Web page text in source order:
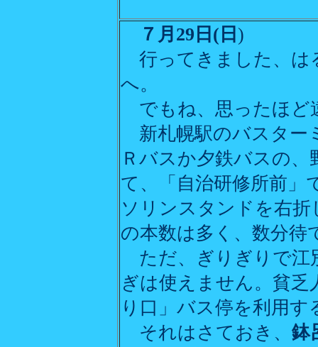
７月29日(日 )
行ってきました 、は
へ。
でもね、思ったほど
新札幌駅のバスター
Ｒバスか夕鉄バスの
て、「自治研修所前」
ソリンスタンドを右
の本数は多く、数分待
ただ、ぎりぎりで江
ぎは使えません。貧乏
り口」バス停を利用す
それはさておき、 鉢